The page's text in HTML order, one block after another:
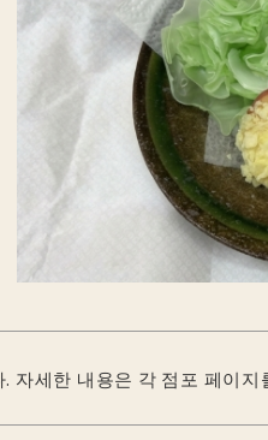
세한 내용은 각 점포 페이지